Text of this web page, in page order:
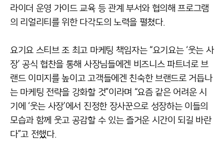
라이더 운영 가이드 교육 등 관계 부서와 협의해 프로그램
의 리얼리티를 위한 다각도의 노력을 펼쳤다.
요기요 스티브 조 최고 마케팅 책임자는 “요기요는 ‘웃는 사
장’ 공식 협찬을 통해 사장님들에겐 비즈니스 파트너로 브
랜드 이미지를 높이고 고객들에겐 친숙한 브랜드로 거듭나
는 마케팅 전략을 강화할 것”이라며 “요즘 같은 어려운 시
기에 ‘웃는 사장’에서 진정한 장사꾼으로 성장하는 이들의
모습과 함께 웃고 공감할 수 있는 즐거운 시간이 되길 바란
다”고 전했다.